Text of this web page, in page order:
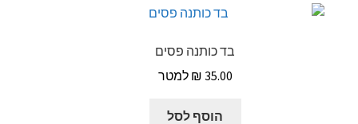
בד כותנה פסים
35.00
₪
הוסף לסל